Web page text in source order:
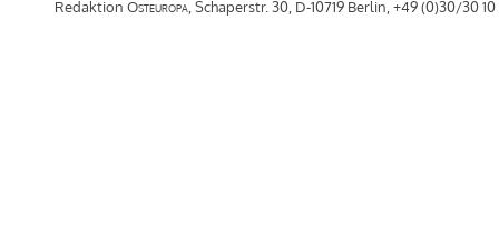
Redaktion Osteuropa , Schaperstr. 30, D-10719 Berlin, +49 (0)30/30